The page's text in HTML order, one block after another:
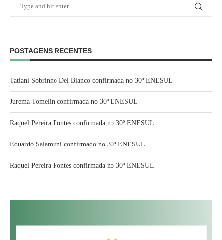
POSTAGENS RECENTES
Tatiani Sobrinho Del Bianco confirmada no 30º ENESUL
Jurema Tomelin confirmada no 30º ENESUL
Raquel Pereira Pontes confirmada no 30º ENESUL
Eduardo Salamuni confirmado no 30º ENESUL
Raquel Pereira Pontes confirmada no 30º ENESUL